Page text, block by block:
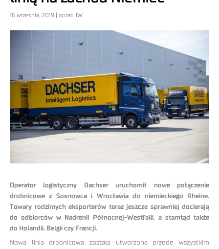
16 września, 2019 | oprac. IW
Operator logistyczny Dachser uruchomił nowe połączenie
drobnicowe z Sosnowca i Wrocławia do niemieckiego Rheine.
Towary rodzimych eksporterów teraz jeszcze sprawniej docierają
do odbiorców w Nadrenii Północnej-Westfalii, a stamtąd także
do Holandii, Belgii czy Francji.
Nowa linia drobnicowa została utworzona przede wszystkim